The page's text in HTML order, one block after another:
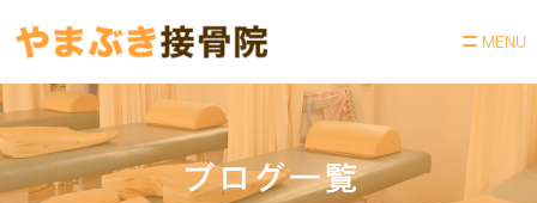
ブログ一覧